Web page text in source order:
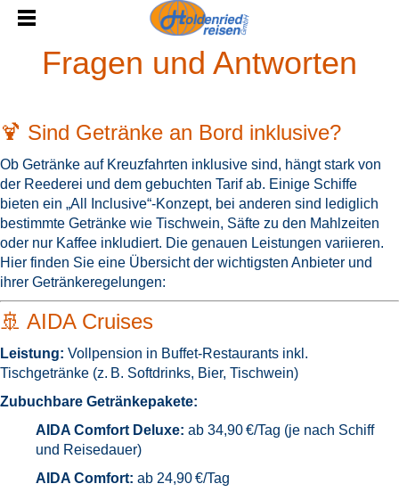
Fragen und Antworten
🍹 Sind Getränke an Bord inklusive?
Ob Getränke auf Kreuzfahrten inklusive sind, hängt stark von
der Reederei und dem gebuchten Tarif ab. Einige Schiffe
bieten ein „All Inclusive“-Konzept, bei anderen sind lediglich
bestimmte Getränke wie Tischwein, Säfte zu den Mahlzeiten
oder nur Kaffee inkludiert. Die genauen Leistungen variieren.
Hier finden Sie eine Übersicht der wichtigsten Anbieter und
ihrer Getränkeregelungen:
🚢 AIDA Cruises
Leistung: Vollpension in Buffet-Restaurants inkl.
Tischgetränke (z. B. Softdrinks, Bier, Tischwein)
Zubuchbare Getränkepakete:
AIDA Comfort Deluxe: ab 34,90 €/Tag (je nach Schiff
und Reisedauer)
AIDA Comfort: ab 24,90 €/Tag